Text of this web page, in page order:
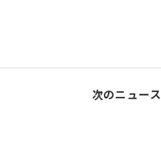
次のニュース